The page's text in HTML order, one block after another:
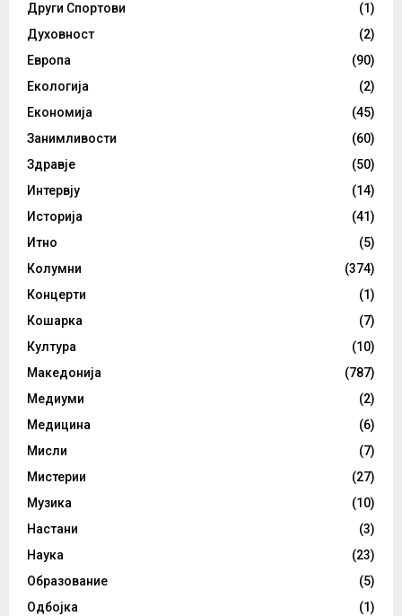
Други Спортови
(1)
Духовност
(2)
Европа
(90)
Екологија
(2)
Економија
(45)
Занимливости
(60)
Здравје
(50)
Интервју
(14)
Историја
(41)
Итно
(5)
Колумни
(374)
Концерти
(1)
Кошарка
(7)
Култура
(10)
Македонија
(787)
Медиуми
(2)
Медицина
(6)
Мисли
(7)
Мистерии
(27)
Музика
(10)
Настани
(3)
Наука
(23)
Образование
(5)
Одбојка
(1)